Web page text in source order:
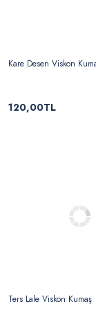
Kare Desen Viskon
120,00TL
Ters Lale Viskon Kumaş